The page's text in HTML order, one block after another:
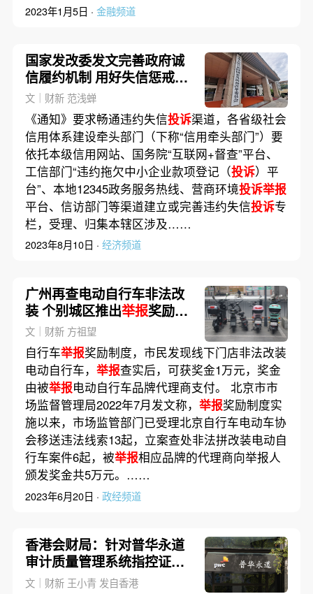
2023年1月5日 · 金融频道
国家发改委发文完善政府诚
信履约机制 用好失信惩戒措
施“工具箱”
文｜财新 范浅蝉
《通知》要求畅通违约失信投诉渠道，各省级社会
信用体系建设牵头部门（下称“信用牵头部门”）要
依托本级信用网站、国务院“互联网+督查”平台、
工信部门“违约拖欠中小企业款项登记（投诉）平
台”、本地12345政务服务热线、营商环境投诉举报
平台、信访部门等渠道建立或完善违约失信投诉专
栏，受理、归集本辖区涉及……
2023年8月10日 · 经济频道
广州再查电动自行车非法改
装 个别城区推出举报奖励制
度
文｜财新 方祖望
自行车举报奖励制度，市民发现线下门店非法改装
电动自行车， 举报查实后，可获奖金1万元，奖金
由被举报电动自行车品牌代理商支付。 北京市市
场监督管理局2022年7月发文称， 举报奖励制度实
施以来，市场监管部门已受理北京自行车电动车协
会移送违法线索13起，立案查处非法拼改装电动自
行车案件6起，被举报相应品牌的代理商向举报人
颁发奖金共5万元。……
2023年6月20日 · 政经频道
香港会财局：针对普华永道
审计质量管理系统指控证据
不足
文｜财新 王小青 发自香港